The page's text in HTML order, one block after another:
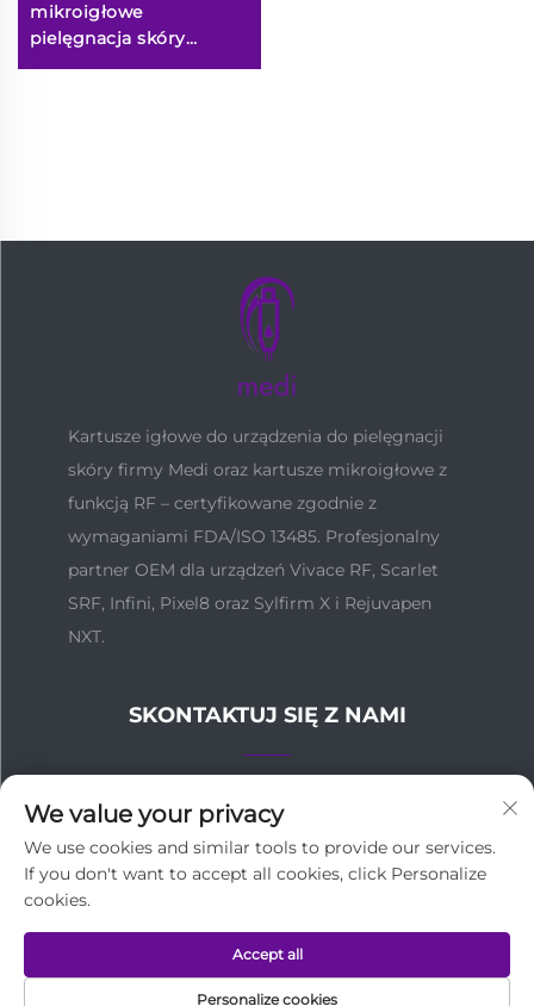
mikroigłowe
pielęgnacja skóry
końcówki sylfirm X XB-
Kartusze igłowe do urządzenia do pielęgnacji
skóry firmy Medi oraz kartusze mikroigłowe z
funkcją RF – certyfikowane zgodnie z
wymaganiami FDA/ISO 13485. Profesjonalny
partner OEM dla urządzeń Vivace RF, Scarlet
SRF, Infini, Pixel8 oraz Sylfirm X i Rejuvapen
NXT.
SKONTAKTUJ SIĘ Z NAMI
Nr 137, Zhongshanwulu, dzielnica Yuexiu, Kanton,
+86-18127955667
[email protected]
We value your privacy
We use cookies and similar tools to provide our services.
If you don't want to accept all cookies, click Personalize
cookies.
Personalize cookies
Accept all